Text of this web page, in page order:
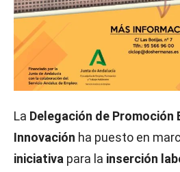
La Delegación de Promoción
Innovación ha puesto en
iniciativa para la inserción